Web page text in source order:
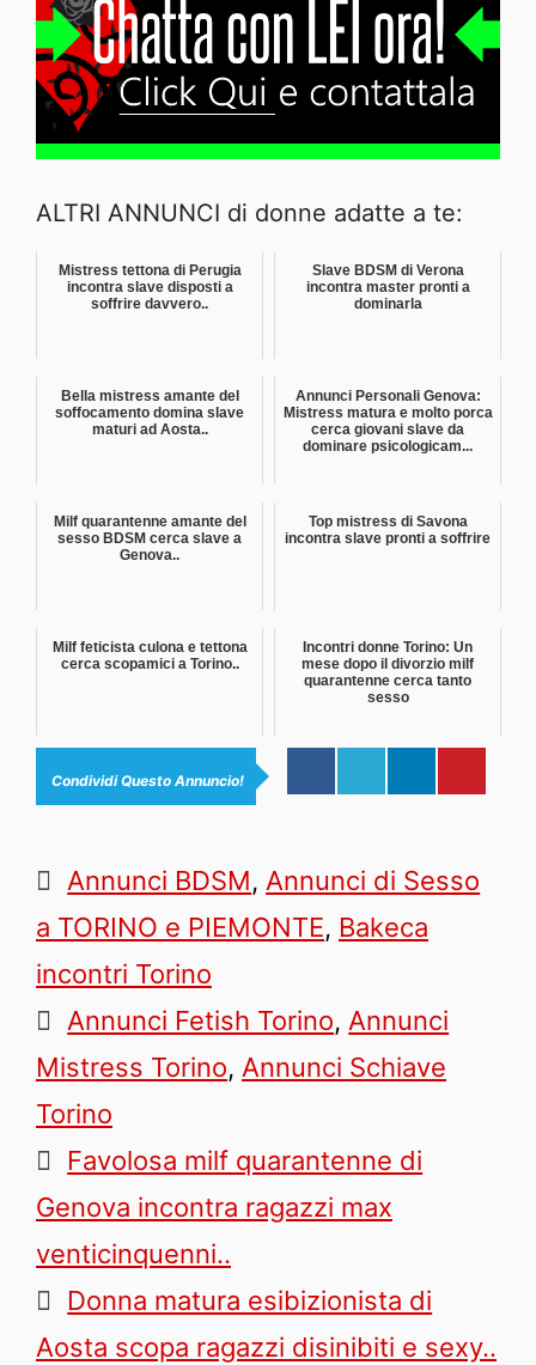
ALTRI ANNUNCI di donne adatte a te:
Mistress tettona di Perugia
incontra slave disposti a
soffrire davvero..
Slave BDSM di Verona
incontra master pronti a
dominarla
Bella mistress amante del
soffocamento domina slave
maturi ad Aosta..
Annunci Personali Genova:
Mistress matura e molto porca
cerca giovani slave da
dominare psicologicam...
Milf quarantenne amante del
sesso BDSM cerca slave a
Genova..
Top mistress di Savona
incontra slave pronti a soffrire
Milf feticista culona e tettona
cerca scopamici a Torino..
Incontri donne Torino: Un
mese dopo il divorzio milf
quarantenne cerca tanto
sesso
Condividi Questo Annuncio!
Categorie
Annunci BDSM,Annunci di Sesso
a TORINO e PIEMONTE, Bakeca
incontri Torino
Tag
Annunci Fetish Torino,Annunci
Mistress Torino, Annunci Schiave
Torino
Favolosa milf quarantenne di
Genova incontra ragazzi max
venticinquenni..
Donna matura esibizionista di
Aosta scopa ragazzi disinibiti e sexy..